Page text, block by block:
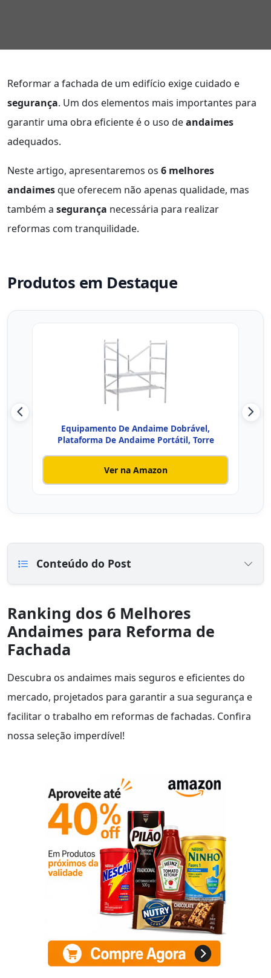
Reformar a fachada de um edifício exige cuidado e
segurança. Um dos elementos mais importantes para
garantir uma obra eficiente é o uso deandaimes
adequados.
Neste artigo, apresentaremos os 6 melhores
andaimesque oferecem não apenas qualidade, mas
também a segurança necessária para realizar
reformas com tranquilidade.
Produtos em Destaque
Equipamento De Andaime Dobrável,
Plataforma De Andaime Portátil, Torre
Ver na Amazon
Conteúdo do Post
Ranking dos 6 Melhores
Andaimes para Reforma de
Fachada
Descubra os andaimes mais seguros e eficientes do
mercado, projetados para garantir a sua segurança e
facilitar o trabalho em reformas de fachadas. Confira
nossa seleção imperdível!